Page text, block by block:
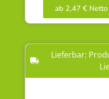
ab 2,47 €
Lieferbar: